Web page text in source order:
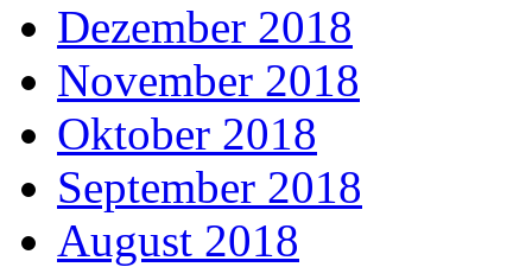
Dezember 2018
November 2018
Oktober 2018
September 2018
August 2018